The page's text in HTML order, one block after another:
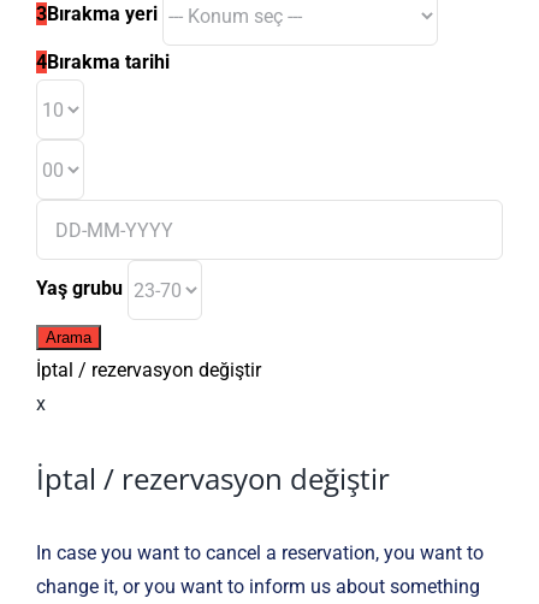
3Bırakma yeri
4Bırakma tarihi
Yaş grubu
Arama
İptal / rezervasyon değiştir
x
İptal / rezervasyon değiştir
In case you want to cancel a reservation, you want to
change it, or you want to inform us about something